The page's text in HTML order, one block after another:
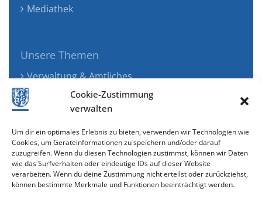
Cookie-Zustimmung
verwalten
Um dir ein optimales Erlebnis zu bieten, verwenden wir Technologien wie
Cookies, um Geräteinformationen zu speichern und/oder darauf
zuzugreifen. Wenn du diesen Technologien zustimmst, können wir Daten
wie das Surfverhalten oder eindeutige IDs auf dieser Website
verarbeiten. Wenn du deine Zustimmung nicht erteilst oder zurückziehst,
können bestimmte Merkmale und Funktionen beeinträchtigt werden.
Mediathek
Unsere Themen
Verwaltung & Amtliches
Jugend, Familie & Gesundheit
Tourismus, Freizeit & Ökologie
Wirtschaft & Verkehr
Senioren & Inklusion